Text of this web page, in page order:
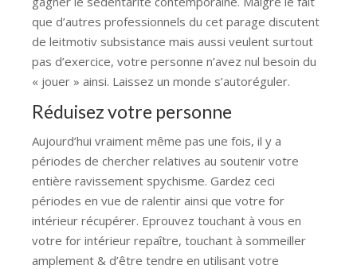
que d’autres professionnels du cet parage discutent
de leitmotiv subsistance mais aussi veulent surtout
pas d’exercice, votre personne n’avez nul besoin du
« jouer » ainsi. Laissez un monde s’autoréguler.
Réduisez votre personne
Aujourd’hui vraiment même pas une fois, il y a
périodes de chercher relatives au soutenir votre
entière ravissement spychisme. Gardez ceci
périodes en vue de ralentir ainsi que votre for
intérieur récupérer. Eprouvez touchant à vous en
votre for intérieur repaître, touchant à sommeiller
amplement & d’être tendre en utilisant votre